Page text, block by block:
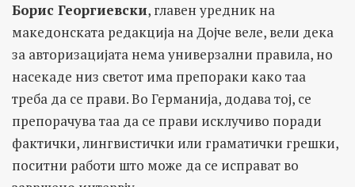
Борис Георгиевски, главен уредник на
македонската редакција на Дојче веле, вели дека
за авторизацијата нема универзални правила, но
насекаде низ светот има препораки како таа
треба да се прави. Во Германија, додава тој, се
препорачува таа да се прави исклучиво поради
фактички, лингвистички или граматички грешки,
поситни работи што може да се исправат во